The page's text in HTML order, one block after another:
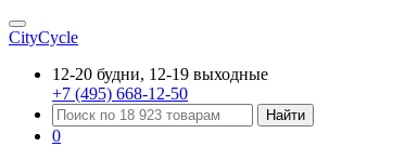
CityCycle
12-20 будни, 12-19 выходные
+7 (495) 668-12-50
Найти
0